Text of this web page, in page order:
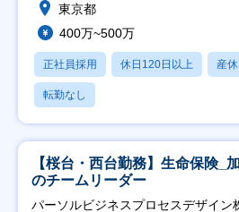
東京都
400万~500万
正社員採用 休日120日以上 産
転勤なし
【桜台・西台勤務】生命保険_
のチームリーダー
パーソルビジネスプロセスデザイン